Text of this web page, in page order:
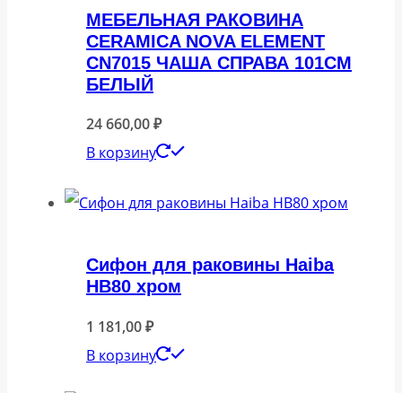
МЕБЕЛЬНАЯ РАКОВИНА
CERAMICA NOVA ELEMENT
CN7015 ЧАША СПРАВА 101СМ
БЕЛЫЙ
24 660,00₽
В корзину
Сифон для раковины Haiba
HB80 хром
1 181,00₽
В корзину